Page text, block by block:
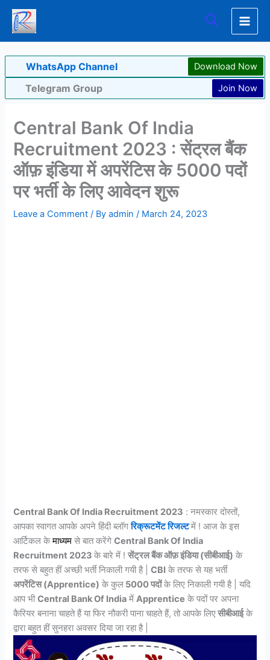
Skip
content
Search
WhatsApp Channel Download Now
Telegram Group Join Now
Central Bank Of India
Recruitment 2023 : सेंट्रल बैंक
ऑफ़ इंडिया में अपरेंटिस के 5000 पदों
पर भर्ती के लिए आवेदन शुरू
Leave a Comment / Byadmin/ March 24, 2023
Central Bank Of India Recruitment 2023 : नमस्कार दोस्तों,
आपका स्वागत आपके अपने हिंदी ब्लॉगरिक्रूटमेंट रिजल्टमें ! आज के इस
आर्टिकल केमाध्यमसे बात करेंगेCentral Bank Of India
Recruitment 2023 के बारे में !सेंट्रल बैंक ऑफ़ इंडिया (सीबीआई) के
तरफ से बहुत हीं अच्छी भर्ती निकाली गयी है |CBI के तरफ से यह भर्ती
अपरेंटिस (Apprentice) के कुल 5000 पदोंके लिए निकाली गयी है | यदि
आप भीCentral Bank Of India मेंApprentice के पदों पर अपना
कैरियर बनाना चाहते हैं या फिर नौकरी पाना चाहते हैं, तो आपके लिएसीबीआईके
द्वारा बहुत हीं सुनहरा अवसर दिया जा रहा है |